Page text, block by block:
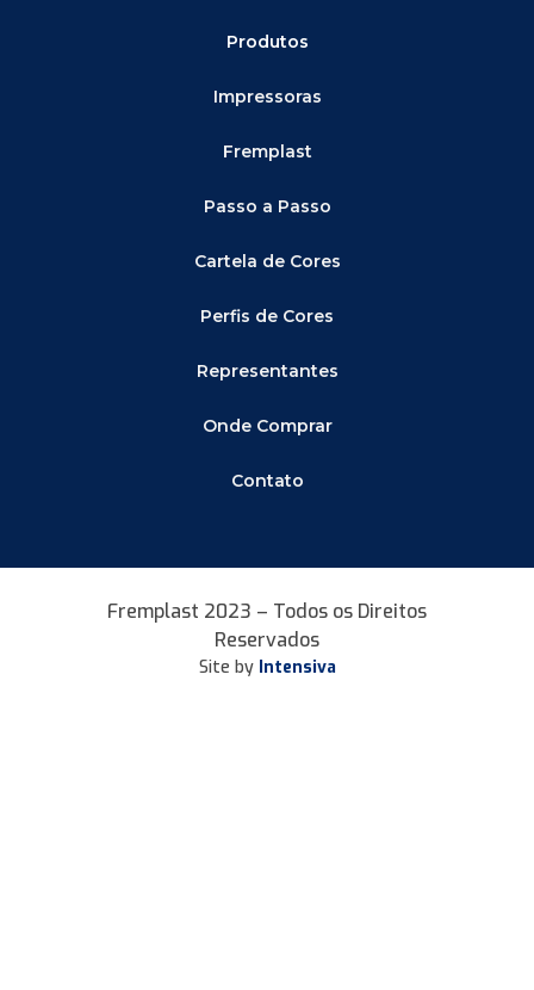
Produtos
Impressoras
Fremplast
Passo a Passo
Cartela de Cores
Perfis de Cores
Representantes
Onde Comprar
Contato
Fremplast 2023 – Todos os Direitos
Reservados
Site by Intensiva